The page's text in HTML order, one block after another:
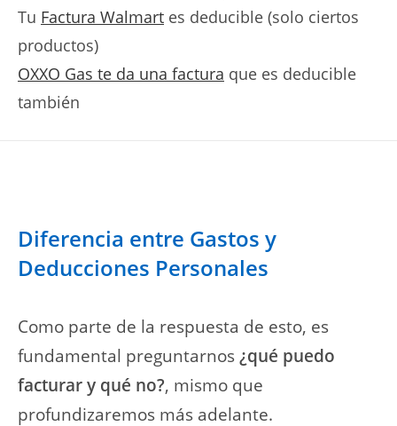
Tu Factura Walmart es deducible (solo ciertos
productos)
OXXO Gas te da una factura que es deducible
también
Diferencia entre Gastos y
Deducciones Personales
Como parte de la respuesta de esto, es
fundamental preguntarnos ¿qué puedo
facturar y qué no?, mismo que
profundizaremos más adelante.